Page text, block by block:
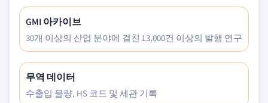
GMI 아카이브
30개 이상의 산업 분야에 걸친 13,000건 이상의 발행 연구
무역 데이터
수출입 물량, HS 코드 및 세관 기록